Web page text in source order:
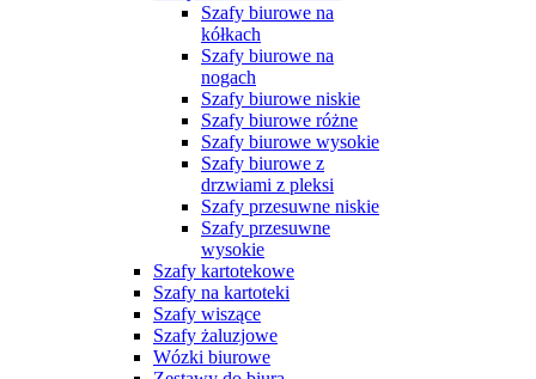
Szafy biurowe na
kółkach
Szafy biurowe na
nogach
Szafy biurowe niskie
Szafy biurowe różne
Szafy biurowe wysokie
Szafy biurowe z
drzwiami z pleksi
Szafy przesuwne niskie
Szafy przesuwne
wysokie
Szafy kartotekowe
Szafy na kartoteki
Szafy wiszące
Szafy żaluzjowe
Wózki biurowe